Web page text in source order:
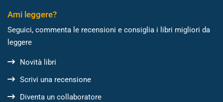
Ami leggere?
Seguici, commenta le recensioni e consiglia i libri migliori da
leggere
Novità libri
Scrivi una recensione
Diventa un collaboratore